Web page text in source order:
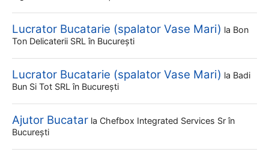
Lucrator Bucatarie (spalator Vase Mari) la Bon
Ton Delicaterii SRL în București
Lucrator Bucatarie (spalator Vase Mari) la Badi
Bun Si Tot SRL în București
Ajutor Bucatar la Chefbox Integrated Services Sr în
București